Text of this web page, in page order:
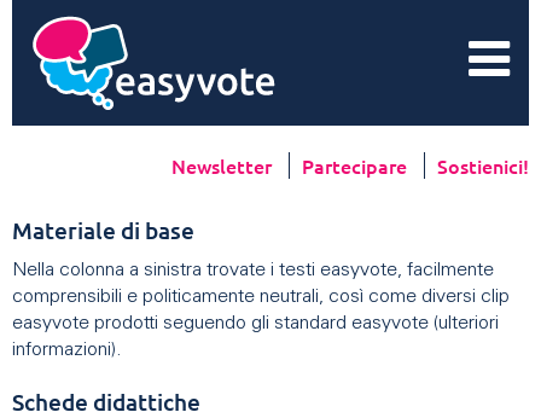
Newsletter Partecipare Sostienici!
Materiale di base
Nella colonna a sinistra trovate i testi easyvote, facilmente
comprensibili e politicamente neutrali, così come diversi clip
easyvote prodotti seguendo gli standard easyvote (ulteriori
informazioni).
Schede didattiche